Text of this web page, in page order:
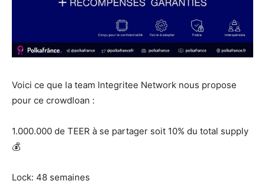
Voici ce que la team Integritee Network nous propose
pour ce crowdloan :
1.000.000 de TEER à se partager soit 10% du total supply
💰
Lock: 48 semaines